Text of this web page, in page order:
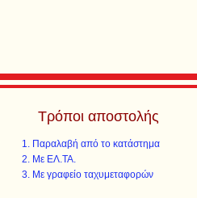
Τρόποι αποστολής
Παραλαβή από το κατάστημα
Με ΕΛ.ΤΑ.​​
Με γραφείο ταχυμεταφορών​